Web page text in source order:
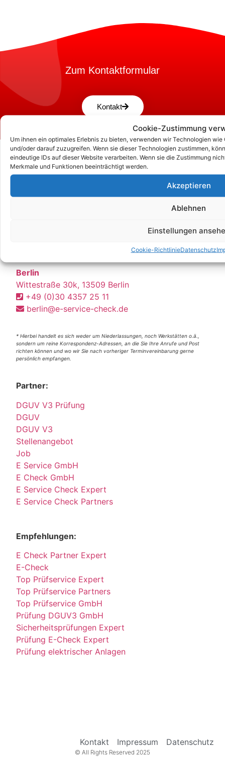
Cookie-Zustimmung
Um ihnen ein optimales Erlebnis zu bieten, verwenden wir Technologien
und/oder darauf zuzugreifen. Wenn sie dieser Technologien zustimmen,
eindeutige IDs auf dieser Website verarbeiten. Wenn sie die Zustimmung
Merkmale und Funktionen beeinträchtigt werden.
Akzeptieren
Ablehnen
Einstellungen
Cookie-RichtlinieDatenschutz
Zum Kontaktformular
Kontakt
Unsere Korrespondenz-Adressen*:
Berlin
Wittestraße 30k, 13509 Berlin
+49 (0)30 4357 25 11
berlin@e-service-check.de
* Hierbei handelt es sich weder um Niederlassungen, noch Werkstätten o.ä.,
sondern um reine Korrespondenz-Adressen, an die Sie Ihre Anrufe und Post
richten können und wo wir Sie nach vorheriger Terminvereinbarung gerne
persönlich empfangen.
Partner:
DGUV V3 Prüfung
DGUV
DGUV V3
Stellenangebot
Job
E Service GmbH
E Check GmbH
E Service Check Expert
E Service Check Partners
Empfehlungen:
E Check Partner Expert
E-Check
Top Prüfservice Expert
Top Prüfservice Partners
Top Prüfservice GmbH
Prüfung DGUV3 GmbH
Sicherheitsprüfungen Expert
Prüfung E-Check Expert
Prüfung elektrischer Anlagen
Kontakt Impressum Datenschutz
© All Rights Reserved 2025